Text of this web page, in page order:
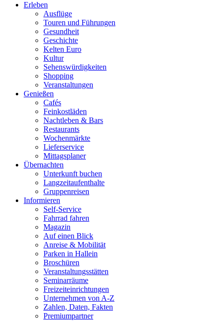
Erleben
Ausflüge
Touren und Führungen
Gesundheit
Geschichte
Kelten Euro
Kultur
Sehenswürdigkeiten
Shopping
Veranstaltungen
Genießen
Cafés
Feinkostläden
Nachtleben & Bars
Restaurants
Wochenmärkte
Lieferservice
Mittagsplaner
Übernachten
Unterkunft buchen
Langzeitaufenthalte
Gruppenreisen
Informieren
Self-Service
Fahrrad fahren
Magazin
Auf einen Blick
Anreise & Mobilität
Parken in Hallein
Broschüren
Veranstaltungsstätten
Seminarräume
Freizeiteinrichtungen
Unternehmen von A-Z
Zahlen, Daten, Fakten
Premiumpartner